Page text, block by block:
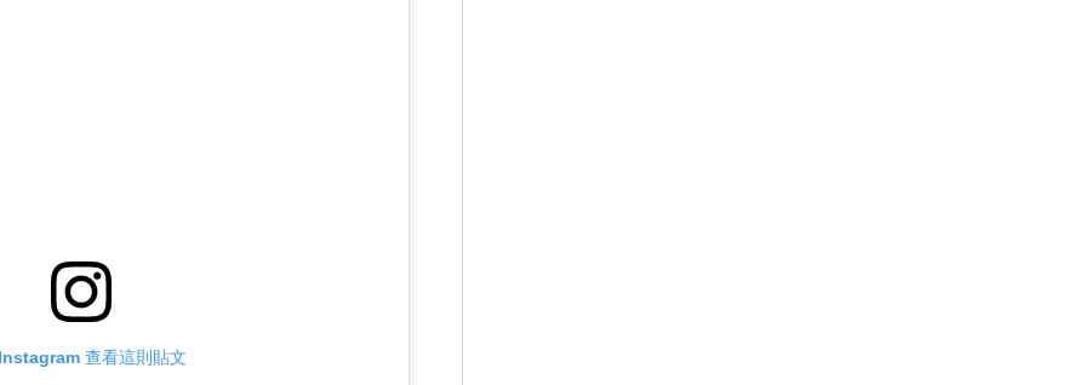
查看這則貼文